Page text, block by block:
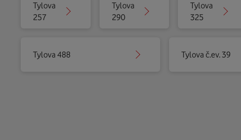
Tylova
257
Tylova
290
Tylova
325
Tylova 488 Tylova č.ev. 39